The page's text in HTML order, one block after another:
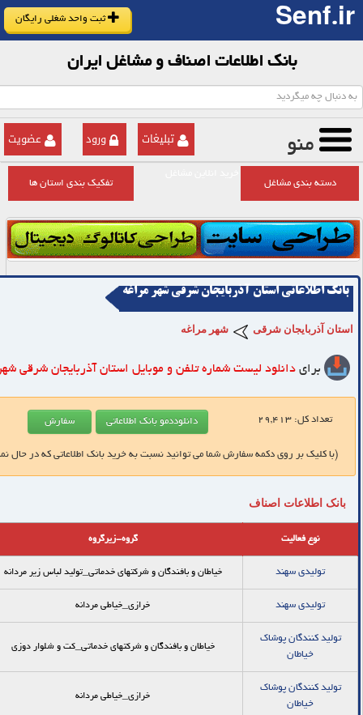
Senf.ir ثبت واحد شغلی رایگان
بانک اطلاعات اصناف و مشاغل ایران
منو عضویت ورود تبلیغات
دسته بندی مشاغل
تفکیک بندی استان ها
بانک اطلاعاتی استان آذربایجان شرقی شهر مراغه
استان آذربایجان شرقی شهر مراغه
برای دانلود لیست شماره تلفن و موبایل استان آذربایجان شرقی
تعداد کل:29,413
(با کلیک بر روی دکمه سفارش شما می توانید نسبت به خرید بانک اطلاعاتی که در حال
بانک اطلاعات اصناف
نوع فعالیت گروه-زیرگروه
توليدي سهند خیاطان و بافندگان و شرکتهای خدماتی_توليد لباس زير مردانه
توليدي سهند خرازی_خیاطی مردانه
توليد كنندگان پوشاك
خياطان
خیاطان و بافندگان و شرکتهای خدماتی_كت و شلوار دوزي
توليد كنندگان پوشاك
خياطان
خرازی_خیاطی مردانه